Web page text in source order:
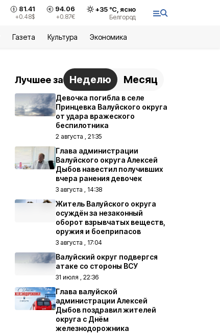
81.41
+0.48$
94.06
+0.87€
+35°С, ясно
Белгород
Газета Культура Экономика
Лучшее за Неделю Месяц
Девочка погибла в селе
Принцевка Валуйского округа
от удара вражеского
беспилотника
2 августа , 21:35
Глава администрации
Валуйского округа Алексей
Дыбов навестил получивших
вчера ранения девочек
3 августа , 14:38
Житель Валуйского округа
осуждён за незаконный
оборот взрывчатых веществ,
оружия и боеприпасов
3 августа , 17:04
Валуйский округ подвергся
атаке со стороны ВСУ
31 июля , 22:36
Глава валуйской
администрации Алексей
Дыбов поздравил жителей
округа с Днём
железнодорожника